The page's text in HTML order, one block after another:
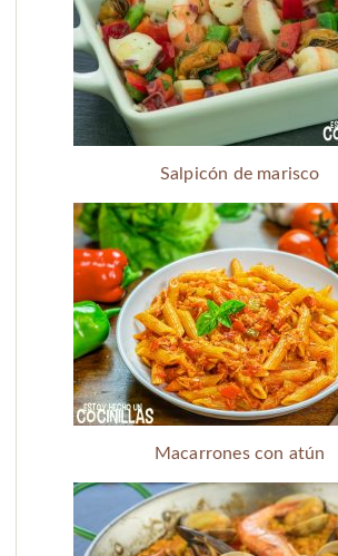
Salpicón de marisco
Macarrones con atún